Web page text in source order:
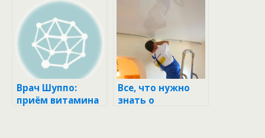
применение
тушения?
Врач Шуппо:
приём витамина
Все, что нужно
знать о